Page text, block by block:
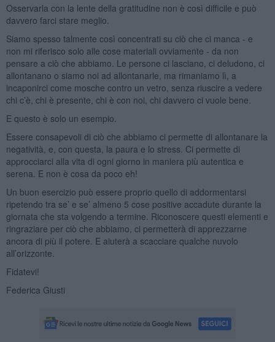
Osservarla con la lente della gratitudine non è così difficile e può
davvero farci stare meglio.
Siamo spesso talmente così concentrati su ciò che ci manca - e
non mi riferisco solo alle cose materiali ovviamente - da non
pensare a ciò che abbiamo. Le persone ci lasciano, ci deludono, ci
allontanano o siamo noi ad allontanarle, ma rimaniamo lì, a
incaponirci come mosche contro un vetro, senza riuscire a vedere
chi c’è, chi è presente, chi è con noi, chi davvero ci vuole bene.
E questo è solo un esempio.
Essere consapevoli di ciò che abbiamo ci permette di allontanare la
negatività, e, con questa, la paura e lo stress. Ci permette di
approcciarci alla vita di ogni giorno in maniera più autentica e
serena. E non è cosa da poco eh!
Un buon esercizio può essere proprio quello di addormentarsi
ripetendo tra se’ e se’ almeno 5 cose positive accadute durante la
giornata che sta volgendo a termine. Riconoscere questi elementi e
ringraziare per ciò che abbiamo, ci permetterà di apprezzarne
ancora di più il potere. E aiuterà a scacciare qualche nuvolo
all’orizzonte.
Fidatevi!
Federica Giusti